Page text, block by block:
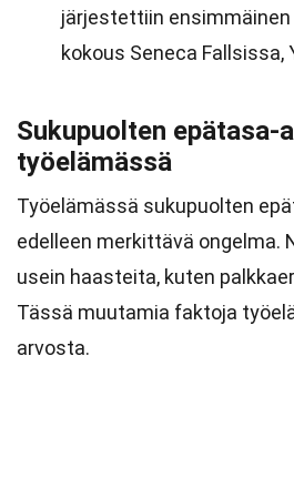
järjestettiin
kokous Seneca Fallsissa,
Sukupuolten epätasa-
työelämässä
Työelämässä sukupuolten
edelleen merkittävä ongelma.
usein haasteita, kuten
Tässä muutamia faktoja
arvosta.